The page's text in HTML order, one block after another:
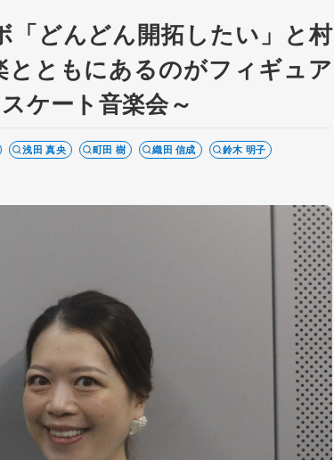
「どんどん開拓したい」と村
ともにあるのがフィギュア
ケート音楽会～
浅田 真央 町田 樹 織田 信成
鈴木 明子